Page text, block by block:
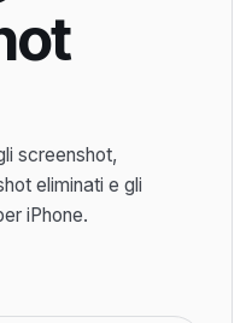
screenshot,
eliminati e gli
iPhone.